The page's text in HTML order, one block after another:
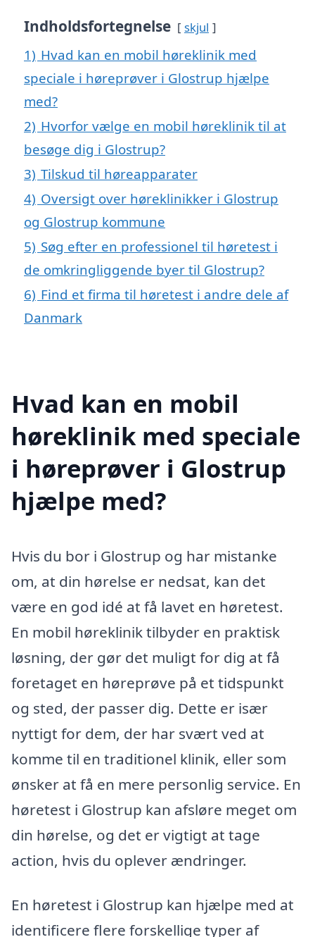
Indholdsfortegnelse skjul
1) Hvad kan en mobil høreklinik med
speciale i høreprøver i Glostrup hjælpe
med?
2) Hvorfor vælge en mobil høreklinik til at
besøge dig i Glostrup?
3) Tilskud til høreapparater
4) Oversigt over høreklinikker i Glostrup
og Glostrup kommune
5) Søg efter en professionel til høretest i
de omkringliggende byer til Glostrup?
6) Find et firma til høretest i andre dele af
Danmark
Hvad kan en mobil
høreklinik med speciale
i høreprøver i Glostrup
hjælpe med?
Hvis du bor i Glostrup og har mistanke
om, at din hørelse er nedsat, kan det
være en god idé at få lavet en høretest.
En mobil høreklinik tilbyder en praktisk
løsning, der gør det muligt for dig at få
foretaget en høreprøve på et tidspunkt
og sted, der passer dig. Dette er især
nyttigt for dem, der har svært ved at
komme til en traditionel klinik, eller som
ønsker at få en mere personlig service. En
høretest i Glostrup kan afsløre meget om
din hørelse, og det er vigtigt at tage
action, hvis du oplever ændringer.
En høretest i Glostrup kan hjælpe med at
identificere flere forskellige typer af